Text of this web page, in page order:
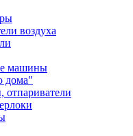
воздуха
машины
дома"
отпариватели